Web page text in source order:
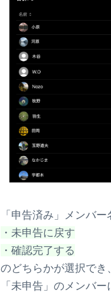
「申告済み」メンバ
・未申告に戻す
・確認完了する
のどちらかが選択でき、
「未申告」のメンバ